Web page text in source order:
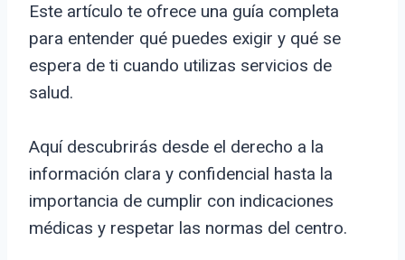
Este artículo te ofrece una guía completa
para entender qué puedes exigir y qué se
espera de ti cuando utilizas servicios de
salud.
Aquí descubrirás desde el derecho a la
información clara y confidencial hasta la
importancia de cumplir con indicaciones
médicas y respetar las normas del centro.